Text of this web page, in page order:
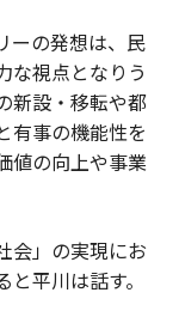
ーの発想は、民
な視点となりう
新設・移転や都
有事の機能性を
値の向上や事業
会」の実現にお
平川は話す。